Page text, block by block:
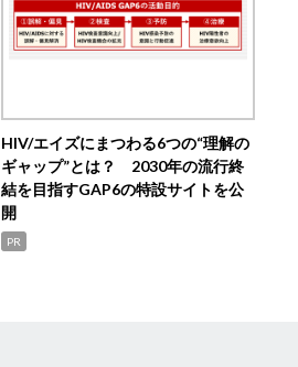
HIV/エイズにまつわる6つの“理解の
ギャップ”とは？ 2030年の流行終
結を目指すGAP6の特設サイトを公
開
PR